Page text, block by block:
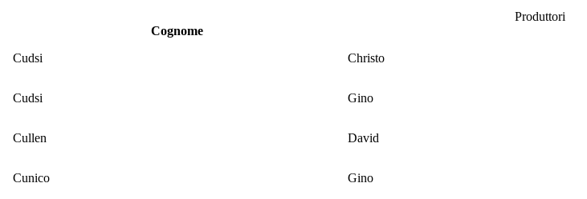
Produttori
Cognome
Cudsi
Christo
Cudsi Gino
Cullen David
Cunico Gino